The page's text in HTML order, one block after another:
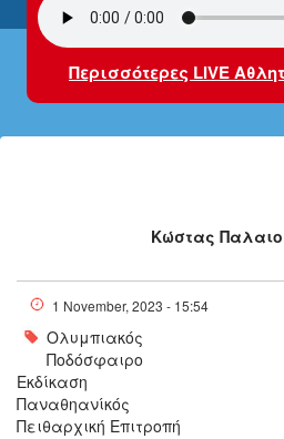
Περισσότερες LIVE
Κώστας
1 November, 2023 - 15:54
Ολυμπιακός
Ποδόσφαιρο
Εκδίκαση
Παναθηανίκός
Πειθαρχική Επιτροπή